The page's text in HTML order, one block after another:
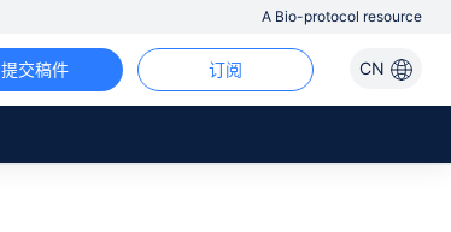
A Bio-protocol resource
CN
订阅
提交稿件